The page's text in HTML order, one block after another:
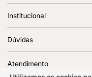
Av. Magalhães de
05676-120 | 1º Piso
Abrir no Google Maps
Institucional
Política de Privacidade
Regulamento e Promoções
Dúvidas
Atendimento